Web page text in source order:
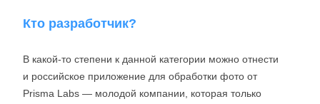
Кто разработчик?
В какой-то степени к данной категории можно отнести
и российское приложение для обработки фото от
Prisma Labs — молодой компании, которая только